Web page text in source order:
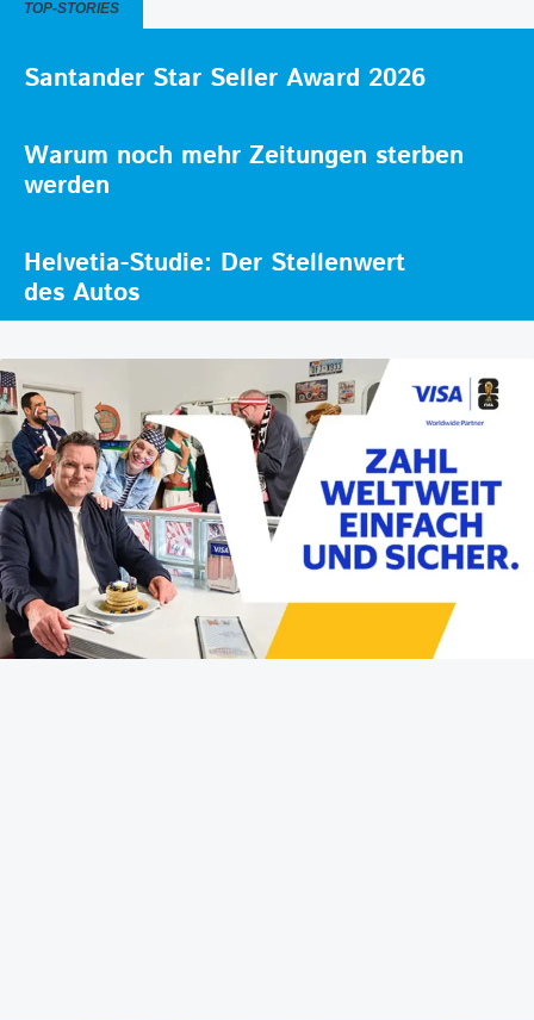
TOP-STORIES
Santander Star Seller Award 2026
Warum noch mehr Zeitungen sterben
werden
Helvetia-Studie: Der Stellenwert
des Autos